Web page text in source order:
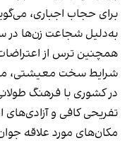
برای حجاب اجباری،
به‌دلیل شجاعت زن‌ها در
همچنین ترس از
شرایط سخت معیشتی،
در کشوری با فرهنگ
تفریحی کافی و
مکان‌های مورد علاقه